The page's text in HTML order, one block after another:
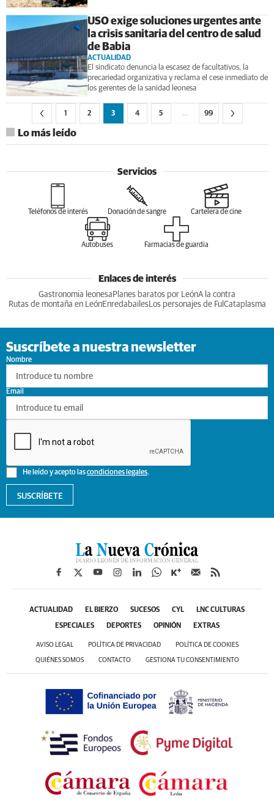
USO exige soluciones urgentes ante
la crisis sanitaria del centro de salud
de Babia
ACTUALIDAD
El sindicato denuncia la escasez de facultativos, la
precariedad organizativa y reclama el cese inmediato de
los gerentes de la sanidad leonesa
1 2 3 4 5 … 99
Lo más leído
Servicios
Teléfonos de interés Donación de sangre Cartelera de cine
Autobuses Farmacias de guardia
Enlaces de interés
Gastronomia leonesa Planes baratos por LeónA la contra
Rutas de montaña en LeónEnredabailesLos personajes de Ful Cataplasma
Suscríbete a nuestra newsletter
Nombre
He leído y acepto lascondiciones legales.
Email
SUSCRÍBETE
ACTUALIDAD EL BIERZO SUCESOS CYL LNC CULTURAS
ESPECIALES DEPORTES OPINIÓN EXTRAS
AVISO LEGAL POLÍTICA DE PRIVACIDAD POLÍTICA DE COOKIES
QUIÉNES SOMOS CONTACTO GESTIONA TU CONSENTIMIENTO